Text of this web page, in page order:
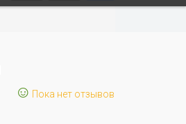
☺ Пока нет отзывов